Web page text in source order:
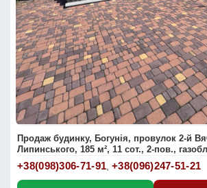
Продаж будинку, Богунія, провулок 2-й
Липинського, 185 м², 11 сот., 2-пов.,
+38(098)306-71-91,+38(096)247-51-21